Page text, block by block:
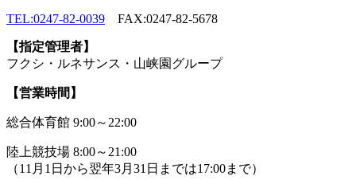
TEL:0247-82-0039 FAX:0247-82-5678
【指定管理者】
フクシ・ルネサンス・山峡園グループ
【営業時間】
総合体育館 9:00～22:00
陸上競技場 8:00～21:00
（11月1日から翌年3月31日までは17:00まで）